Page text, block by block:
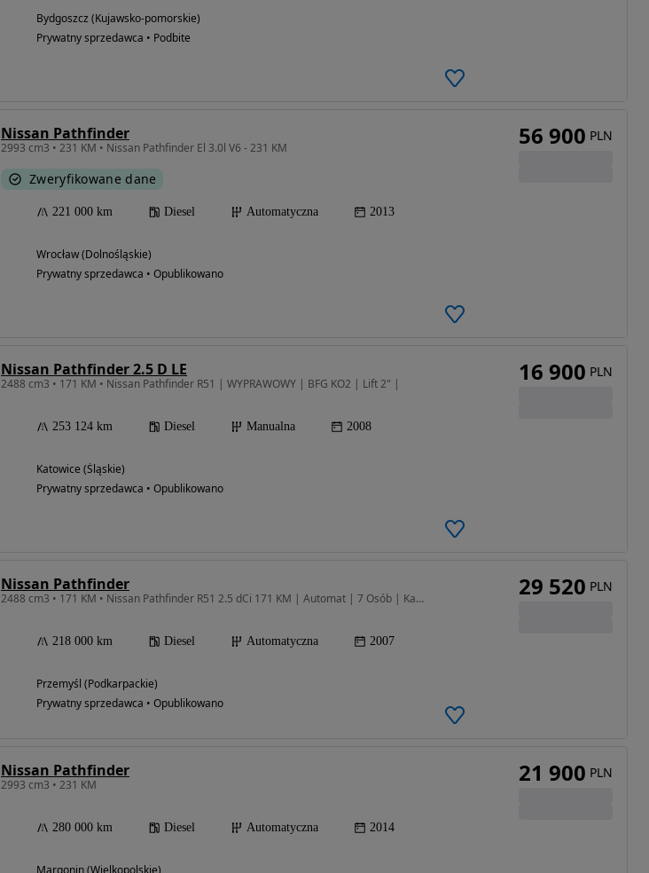
Bydgoszcz (Kujawsko-pomorskie)
Prywatny sprzedawca • Podbite
Nissan Pathfinder
2993 cm3 • 231 KM • Nissan Pathfinder El 3.0l V6 - 231 KM
Zweryfikowane dane
221 000 km Diesel Automatyczna 2013
Wrocław (Dolnośląskie)
Prywatny sprzedawca • Opublikowano
56 900 PLN
Nissan Pathfinder 2.5 D LE
2488 cm3 • 171 KM • Nissan Pathfinder R51 | WYPRAWOWY | BFG KO2 | Lift 2" |
253 124 km Diesel Manualna 2008
Katowice (Śląskie)
Prywatny sprzedawca • Opublikowano
16 900 PLN
Nissan Pathfinder
2488 cm3 • 171 KM • Nissan Pathfinder R51 2.5 dCi 171 KM | Automat | 7 Osób | Kamera | VAT 23 | Opłacony
218 000 km Diesel Automatyczna 2007
Przemyśl (Podkarpackie)
Prywatny sprzedawca • Opublikowano
29 520 PLN
Nissan Pathfinder
2993 cm3 • 231 KM
280 000 km Diesel Automatyczna 2014
Margonin (Wielkopolskie)
21 900 PLN